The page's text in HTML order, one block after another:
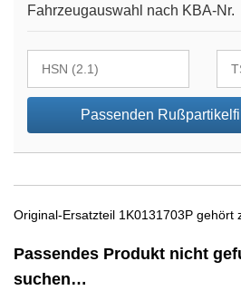
Fahrzeugauswahl nach KBA-Nr.
Passenden
Original-Ersatzteil 1K0131703P gehört
Passendes Produkt nicht
suchen…